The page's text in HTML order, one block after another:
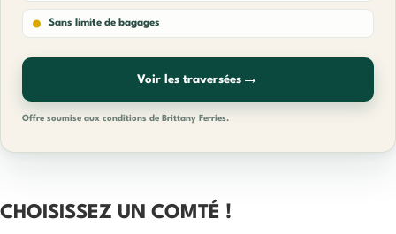
Sans limite de bagages
Voir les traversées →
Offre soumise aux conditions de Brittany Ferries.
CHOISISSEZ UN COMTÉ !